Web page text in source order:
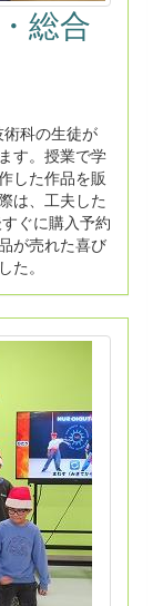
総合
科の生徒が
す。授業で学
した作品を販
は、工夫した
ぐに購入予約
が売れた喜び
。